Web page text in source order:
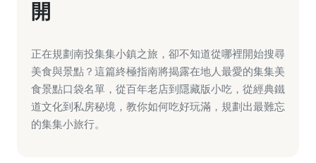
開
正在規劃南投集集小鎮之旅，卻不知道從哪裡開始搜尋
美食與景點？這篇終極指南將揭露在地人最愛的集集美
食景點口袋名單，從百年老店到隱藏版小吃，從經典鐵
道文化到私房秘境，教你如何吃好玩滿，規劃出最難忘
的集集小旅行。